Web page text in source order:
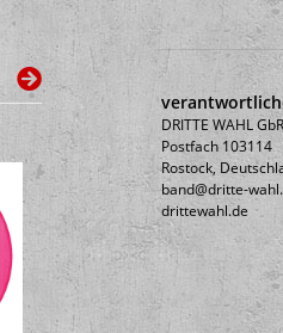
DRITTE WAHL GbR
Postfach 103114
Rostock,
band@dritte-
drittewahl.de